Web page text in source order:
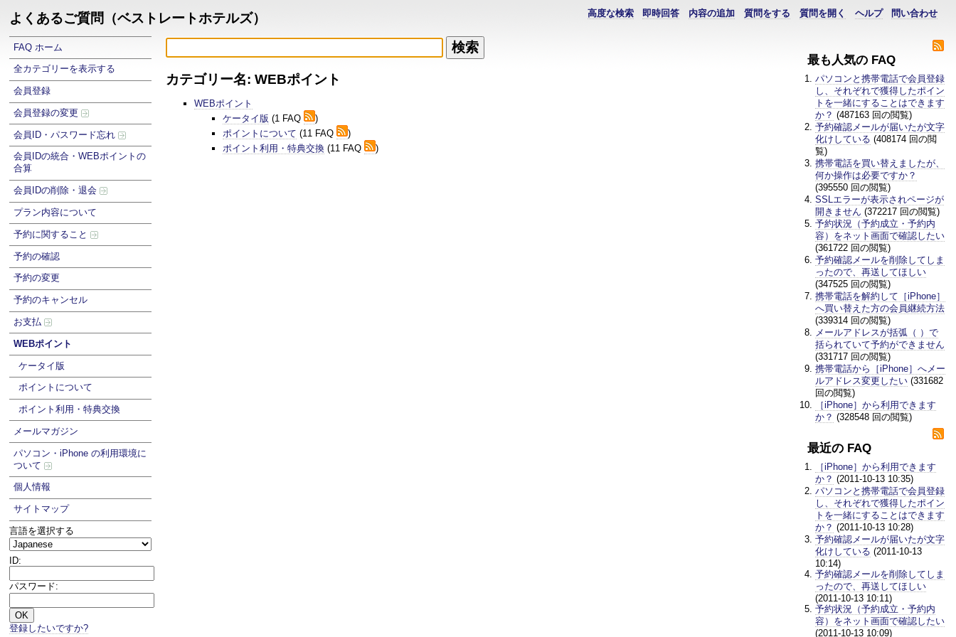
よくあるご質問（ベストレートホテルズ） 問い合わせ
ヘルプ
質問を開く
質問をする
内容の追加
即時回答
高度な検索
FAQ ホーム
全カテゴリーを表示する
会員登録
会員登録の変更
会員ID・パスワード忘れ
会員IDの統合・WEBポイントの
合算
会員IDの削除・退会
プラン内容について
予約に関すること
予約の確認
予約の変更
予約のキャンセル
お支払
WEBポイント
ケータイ版
ポイントについて
ポイント利用・特典交換
メールマガジン
パソコン・iPhone の利用環境に
ついて
個人情報
サイトマップ
言語を選択する
ID:
パスワード:
登録したいですか?
最も人気の FAQ
パソコンと携帯電話で会員登録
し、それぞれで獲得したポイン
トを一緒にすることはできます
か？ (487163 回の閲覧)
予約確認メールが届いたが文字
化けしている (408174 回の閲
覧)
携帯電話を買い替えましたが、
何か操作は必要ですか？
(395550 回の閲覧)
SSLエラーが表示されページが
開きません (372217 回の閲覧)
予約状況（予約成立・予約内
容）をネット画面で確認したい
(361722 回の閲覧)
予約確認メールを削除してしま
ったので、再送してほしい
(347525 回の閲覧)
携帯電話を解約して［iPhone］
へ買い替えた方の会員継続方法
(339314 回の閲覧)
メールアドレスが括弧（ ）で
括られていて予約ができません
(331717 回の閲覧)
携帯電話から［iPhone］へメー
ルアドレス変更したい (331682
回の閲覧)
［iPhone］から利用できます
か？ (328548 回の閲覧)
最近の FAQ
［iPhone］から利用できます
か？ (2011-10-13 10:35)
パソコンと携帯電話で会員登録
し、それぞれで獲得したポイン
トを一緒にすることはできます
か？ (2011-10-13 10:28)
予約確認メールが届いたが文字
化けしている (2011-10-13
10:14)
予約確認メールを削除してしま
ったので、再送してほしい
(2011-10-13 10:11)
予約状況（予約成立・予約内
容）をネット画面で確認したい
(2011-10-13 10:09)
カテゴリー名: WEBポイント
WEBポイント
ケータイ版 (1 FAQ
)
ポイントについて (11 FAQ
)
ポイント利用・特典交換(11 FAQ )